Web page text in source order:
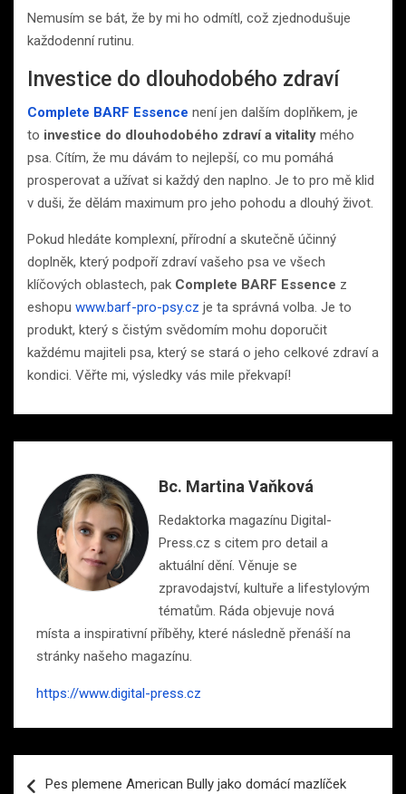
Nemusím se bát, že by mi ho odmítl, což zjednodušuje
každodenní rutinu.
Investice do dlouhodobého zdraví
Complete BARF Essence není jen dalším doplňkem, je
to investice do dlouhodobého zdraví a vitality mého
psa. Cítím, že mu dávám to nejlepší, co mu pomáhá
prosperovat a užívat si každý den naplno. Je to pro mě klid
v duši, že dělám maximum pro jeho pohodu a dlouhý život.
Pokud hledáte komplexní, přírodní a skutečně účinný
doplněk, který podpoří zdraví vašeho psa ve všech
klíčových oblastech, pak Complete BARF Essence z
eshopu www.barf-pro-psy.cz je ta správná volba. Je to
produkt, který s čistým svědomím mohu doporučit
každému majiteli psa, který se stará o jeho celkové zdraví a
kondici. Věřte mi, výsledky vás mile překvapí!
Bc. Martina Vaňková
Redaktorka magazínu Digital-
Press.cz s citem pro detail a
aktuální dění. Věnuje se
zpravodajství, kultuře a lifestylovým
tématům. Ráda objevuje nová
místa a inspirativní příběhy, které následně přenáší na
stránky našeho magazínu.
https://www.digital-press.cz
Pes plemene American Bully jako domácí mazlíček